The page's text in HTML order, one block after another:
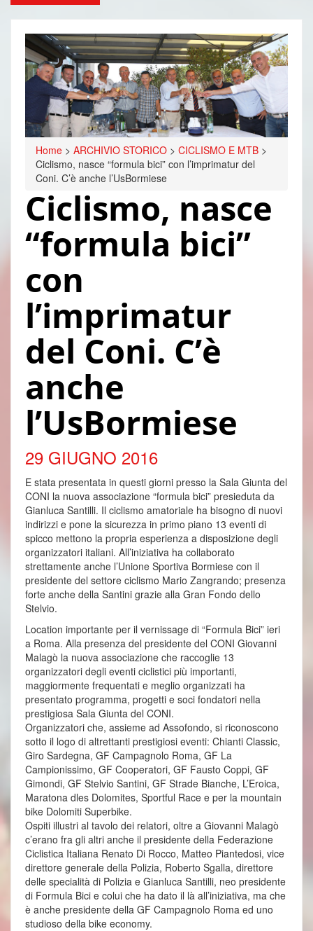
Home > ARCHIVIO STORICO > CICLISMO E MTB >
Ciclismo, nasce “formula bici” con l’imprimatur del
Coni. C’è anche l’UsBormiese
Ciclismo, nasce
“formula bici”
con
l’imprimatur
del Coni. C’è
anche
l’UsBormiese
29 GIUGNO 2016
E stata presentata in questi giorni presso la Sala Giunta del
CONI la nuova associazione “formula bici” presieduta da
Gianluca Santilli. Il ciclismo amatoriale ha bisogno di nuovi
indirizzi e pone la sicurezza in primo piano 13 eventi di
spicco mettono la propria esperienza a disposizione degli
organizzatori italiani. All’iniziativa ha collaborato
strettamente anche l’Unione Sportiva Bormiese con il
presidente del settore ciclismo Mario Zangrando; presenza
forte anche della Santini grazie alla Gran Fondo dello
Stelvio.
Location importante per il vernissage di “Formula Bici” ieri
a Roma. Alla presenza del presidente del CONI Giovanni
Malagò la nuova associazione che raccoglie 13
organizzatori degli eventi ciclistici più importanti,
maggiormente frequentati e meglio organizzati ha
presentato programma, progetti e soci fondatori nella
prestigiosa Sala Giunta del CONI.
Organizzatori che, assieme ad Assofondo, si riconoscono
sotto il logo di altrettanti prestigiosi eventi: Chianti Classic,
Giro Sardegna, GF Campagnolo Roma, GF La
Campionissimo, GF Cooperatori, GF Fausto Coppi, GF
Gimondi, GF Stelvio Santini, GF Strade Bianche, L’Eroica,
Maratona dles Dolomites, Sportful Race e per la mountain
bike Dolomiti Superbike.
Ospiti illustri al tavolo dei relatori, oltre a Giovanni Malagò
c’erano fra gli altri anche il presidente della Federazione
Ciclistica Italiana Renato Di Rocco, Matteo Piantedosi, vice
direttore generale della Polizia, Roberto Sgalla, direttore
delle specialità di Polizia e Gianluca Santilli, neo presidente
di Formula Bici e colui che ha dato il là all’iniziativa, ma che
è anche presidente della GF Campagnolo Roma ed uno
studioso della bike economy.